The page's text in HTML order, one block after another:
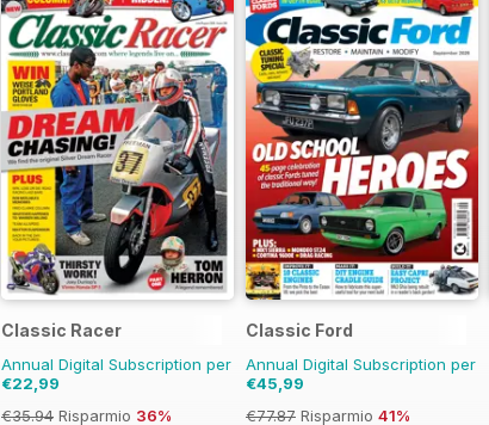
Classic Racer
Annual Digital Subscription per
€22,99
€35.94 Risparmio 36%
Classic Ford
Annual Digital Subscription per
€45,99
€77.87 Risparmio 41%